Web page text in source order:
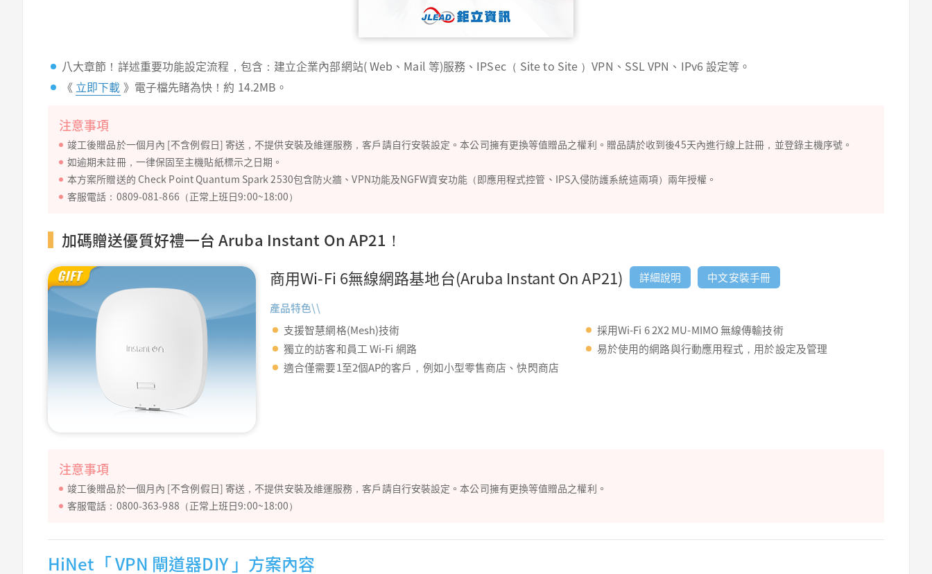
八大章節！詳述重要功能設定流程，包含：建立企業內部網站( Web、Mail 等)服務、IPSec（ Site to Site ）VPN、SSL VPN、IPv6 設定等。
《 立即下載 》電子檔先睹為快！約 14.2MB。
注意事項
竣工後贈品於一個月內 [不含例假日] 寄送，不提供安裝及維運服務，客戶請自行安裝設定。本公司擁有更換等值贈品之權利。贈品請於收到後45天內進行線上註冊，並登錄主機序號。
如逾期未註冊，一律保固至主機貼紙標示之日期。
本方案所贈送的 Check Point Quantum Spark 2530包含防火牆、VPN功能及NGFW資安功能（即應用程式控管、IPS入侵防護系統這兩項）兩年授權。
客服電話：0809-081-866（正常上班日9:00~18:00）
加碼贈送優質好禮一台 Aruba Instant On AP21！
商用Wi-Fi 6無線網路基地台(Aruba Instant On AP21) 詳細說明 中文安裝手冊
產品特色\\
支援智慧網格(Mesh)技術
採用Wi-Fi 6 2X2 MU-MIMO 無線傳輸技術
獨立的訪客和員工 Wi-Fi 網路
易於使用的網路與行動應用程式，用於設定及管理
適合僅需要1至2個AP的客戶，例如小型零售商店、快閃商店
注意事項
竣工後贈品於一個月內 [不含例假日] 寄送，不提供安裝及維運服務，客戶請自行安裝設定。本公司擁有更換等值贈品之權利。
客服電話：0800-363-988（正常上班日9:00~18:00）
HiNet「 VPN 閘道器DIY 」方案內容